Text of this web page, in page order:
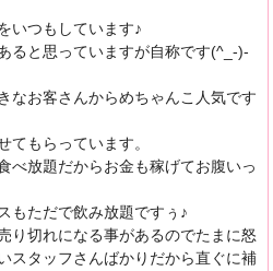
いつもしています♪
ると思っていますが自称です(^_-)-
なお客さんからめちゃんこ人気です
てもらっています。
べ放題だからお金も稼げてお腹いっ
もただで飲み放題ですぅ♪
り切れになる事があるのでたまに怒
スタッフさんばかりだから直ぐに補